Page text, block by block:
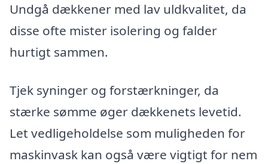
Undgå dækkener med lav uldkvalitet, da
disse ofte mister isolering og falder
hurtigt sammen.
Tjek syninger og forstærkninger, da
stærke sømme øger dækkenets levetid.
Let vedligeholdelse som muligheden for
maskinvask kan også være vigtigt for nem